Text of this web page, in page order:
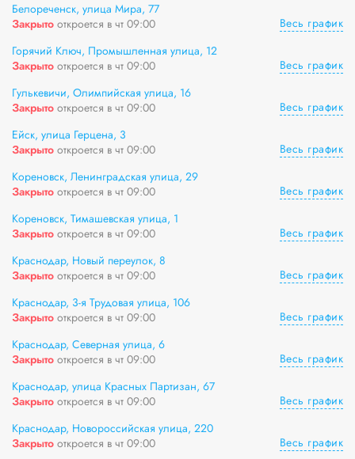
Белореченск, улица Мира, 77
Закрыто откроется в чт 09:00
Весь график
Горячий Ключ, Промышленная улица, 12
Закрыто откроется в чт 09:00
Весь график
Гулькевичи, Олимпийская улица, 16
Закрыто откроется в чт 09:00
Весь график
Ейск, улица Герцена, 3
Закрыто откроется в чт 09:00
Весь график
Кореновск, Ленинградская улица, 29
Закрыто откроется в чт 09:00
Весь график
Кореновск, Тимашевская улица, 1
Закрыто откроется в чт 09:00
Весь график
Краснодар, Новый переулок, 8
Закрыто откроется в чт 09:00
Весь график
Краснодар, 3-я Трудовая улица, 106
Закрыто откроется в чт 09:00
Весь график
Краснодар, Северная улица, 6
Закрыто откроется в чт 09:00
Весь график
Краснодар, улица Красных Партизан, 67
Закрыто откроется в чт 09:00
Весь график
Краснодар, Новороссийская улица, 220
Закрыто откроется в чт 09:00
Весь график